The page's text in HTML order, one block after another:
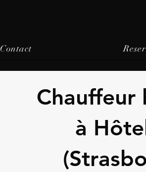
Contact
Chauffeur
à